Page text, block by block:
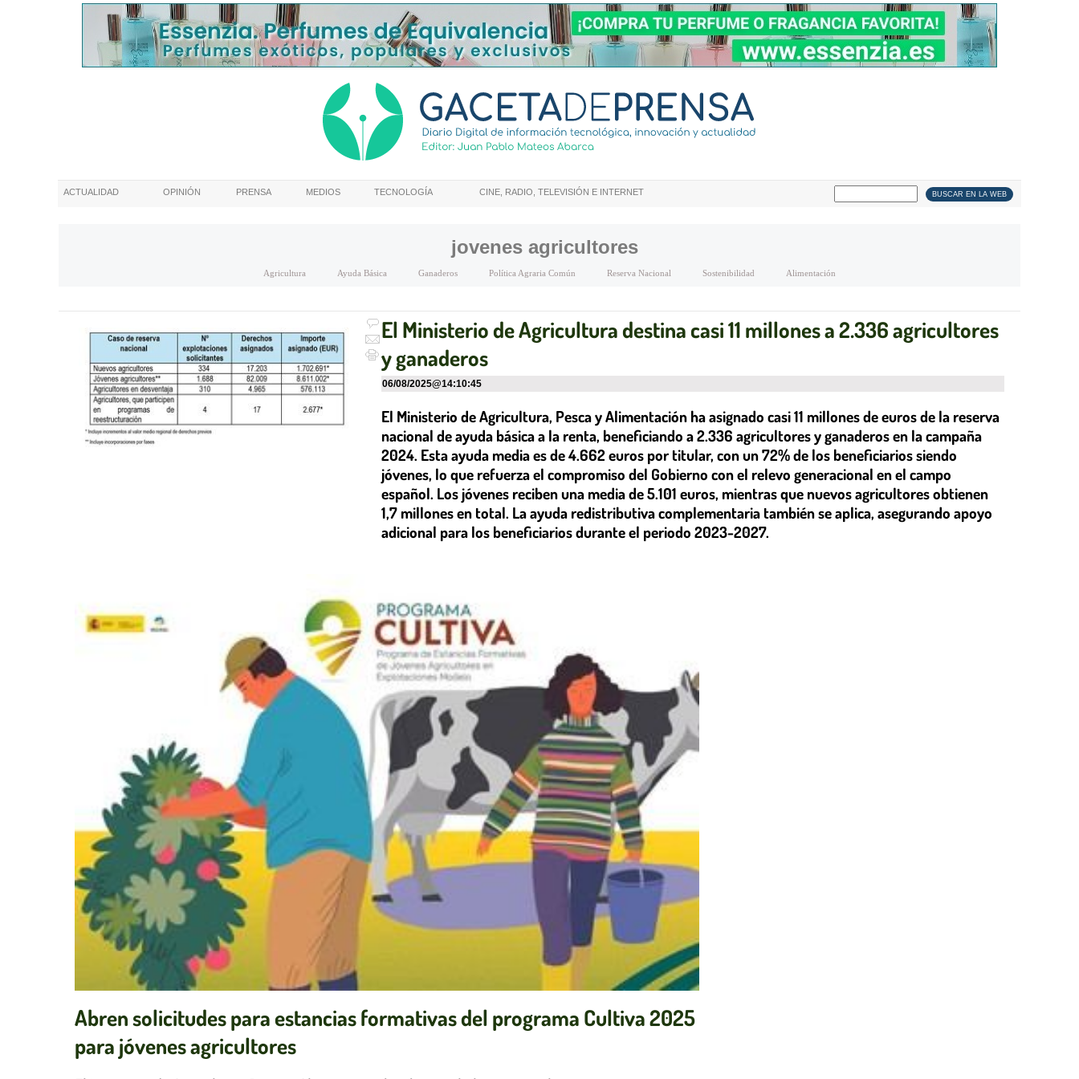
ACTUALIDAD OPINIÓN PRENSA MEDIOS TECNOLOGÍA CINE, RADIO, TELEVISIÓN E INTERNET
jovenes agricultores
Agricultura Ayuda Básica Ganaderos Política Agraria Común Reserva Nacional Sostenibilidad Alimentación
El Ministerio de Agricultura destina casi 11 millones a 2.336 agricultores
y ganaderos
06/08/2025@14:10:45
El Ministerio de Agricultura, Pesca y Alimentación ha asignado casi 11 millones de euros de la reserva
nacional de ayuda básica a la renta, beneficiando a 2.336 agricultores y ganaderos en la campaña
2024. Esta ayuda media es de 4.662 euros por titular, con un 72% de los beneficiarios siendo
jóvenes, lo que refuerza el compromiso del Gobierno con el relevo generacional en el campo
español. Los jóvenes reciben una media de 5.101 euros, mientras que nuevos agricultores obtienen
1,7 millones en total. La ayuda redistributiva complementaria también se aplica, asegurando apoyo
adicional para los beneficiarios durante el periodo 2023-2027.
Abren solicitudes para estancias formativas del programa Cultiva 2025
para jóvenes agricultores